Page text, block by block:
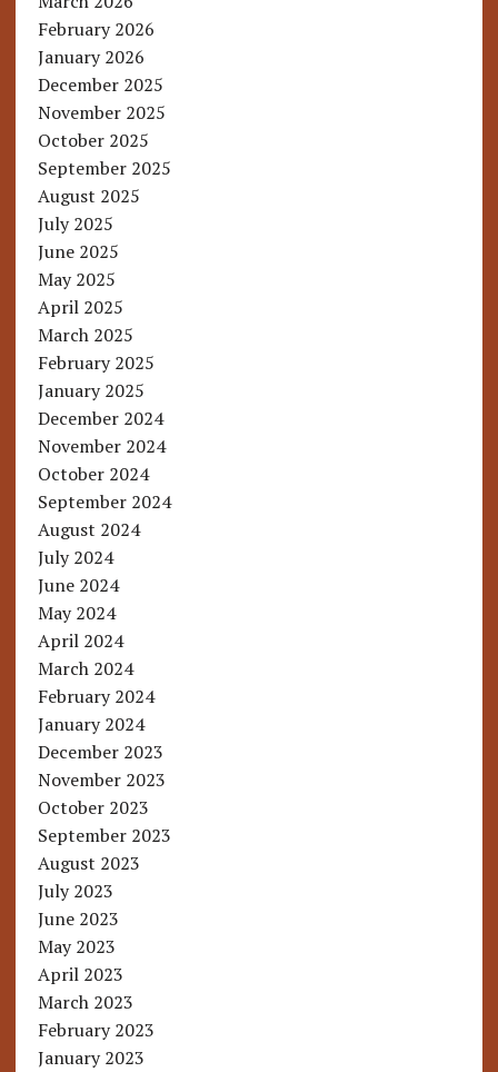
February 2026
January 2026
December 2025
November 2025
October 2025
September 2025
August 2025
July 2025
June 2025
May 2025
April 2025
March 2025
February 2025
January 2025
December 2024
November 2024
October 2024
September 2024
August 2024
July 2024
June 2024
May 2024
April 2024
March 2024
February 2024
January 2024
December 2023
November 2023
October 2023
September 2023
August 2023
July 2023
June 2023
May 2023
April 2023
March 2023
February 2023
January 2023